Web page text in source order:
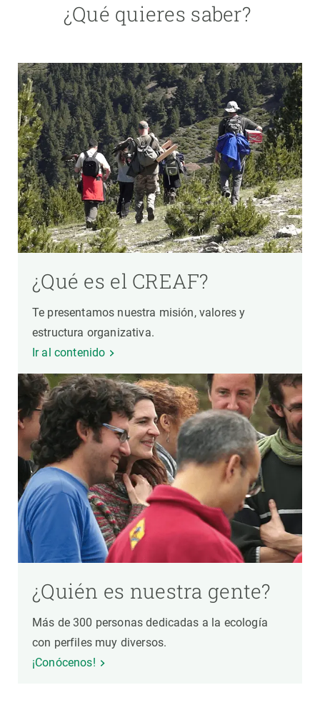
¿Qué quieres saber?
¿Qué es el CREAF?
Te presentamos nuestra misión, valores y
estructura organizativa.
Ir al contenido
¿Quién es nuestra gente?
Más de 300 personas dedicadas a la ecología
con perfiles muy diversos.
¡Conócenos!